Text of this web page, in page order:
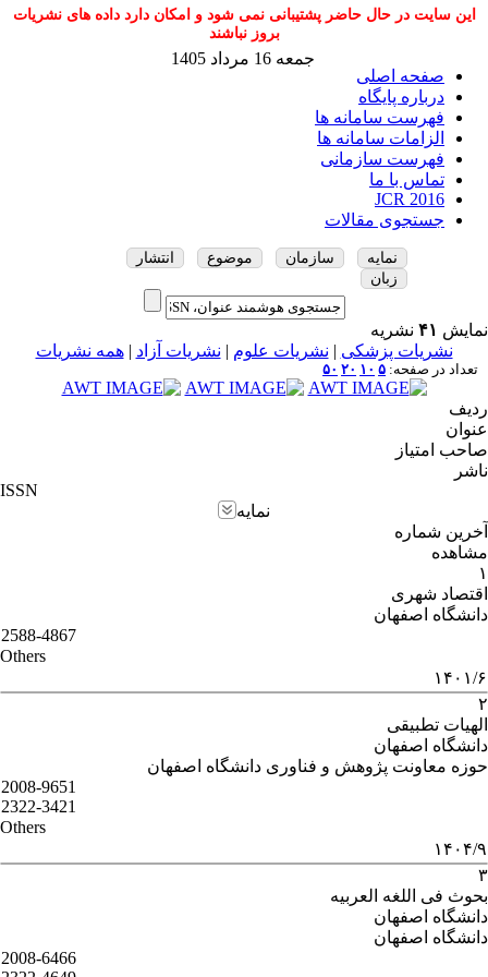
این سایت در حال حاضر پشتیبانی نمی شود و امکان دارد داده های نشریات
بروز نباشند
صفحه اصلی
درباره پایگاه
فهرست سامانه ها
الزامات سامانه ها
فهرست سازمانی
تماس با ما
JCR 2016
جستجوی مقالات
جمعه 16 مرداد 1405
نمایه سازمان موضوع
انتشار
زبان
نمایش ۴۱ نشریه
نشریات پزشکی | نشریات علوم | نشریات آزاد |همه نشریات
تعداد در صفحه: ۵ ۱۰ ۲۰ ۵۰
ردیف
عنوان
صاحب امتیاز
ناشر
ISSN
نمایه
آخرین شماره
مشاهده
۱
اقتصاد شهری
دانشگاه اصفهان
2588-4867
Others
۱۴۰۱/۶
۲
الهیات تطبیقی
دانشگاه اصفهان
حوزه معاونت پژوهش و فناوری دانشگاه اصفهان
2008-9651
2322-3421
Others
۱۴۰۴/۹
۳
بحوث فی اللغه العربیه
دانشگاه اصفهان
دانشگاه اصفهان
2008-6466